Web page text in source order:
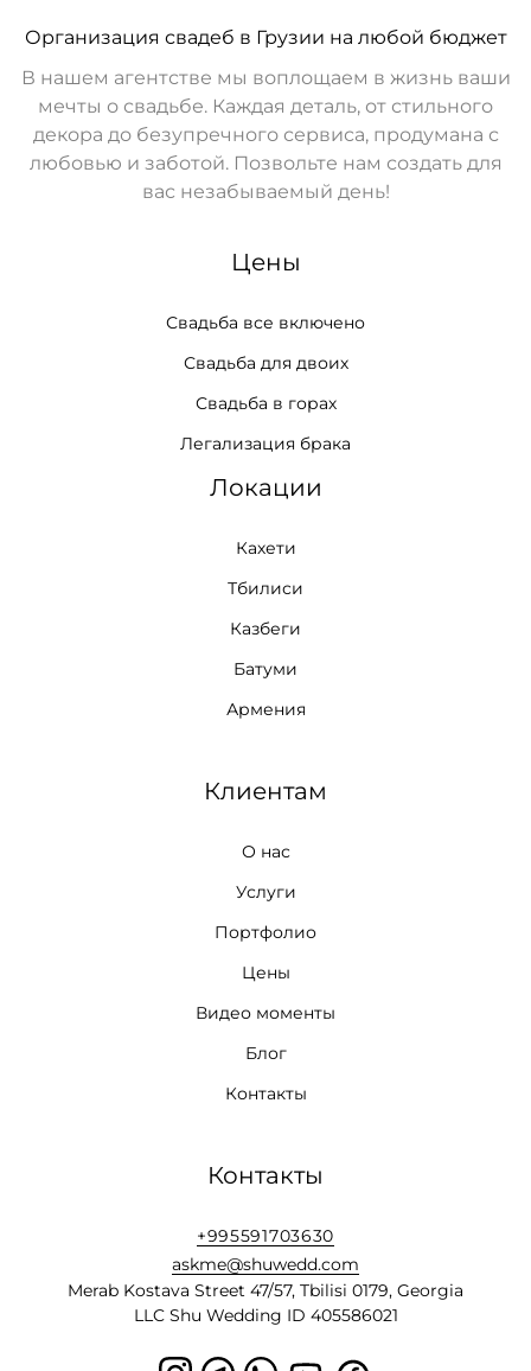
Организация свадеб в Грузии на любой бюджет
В нашем агентстве мы воплощаем в жизнь ваши
мечты о свадьбе. Каждая деталь, от стильного
декора до безупречного сервиса, продумана с
любовью и заботой. Позвольте нам создать для
вас незабываемый день!
Цены
Свадьба все включено
Свадьба для двоих
Свадьба в горах
Легализация брака
Локации
Кахети
Тбилиси
Казбеги
Батуми
Армения
Клиентам
О нас
Услуги
Портфолио
Цены
Видео моменты
Блог
Контакты
Контакты
+995591703630
askme@shuwedd.com
Merab Kostava Street 47/57, Tbilisi 0179, Georgia
LLC Shu Wedding ID 405586021